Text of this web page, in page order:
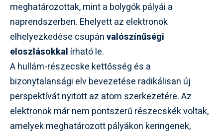
meghatározottak, mint a bolygók pályái a
naprendszerben. Ehelyett az elektronok
elhelyezkedése csupánvalószínűségi
eloszlásokkal írható le.
A hullám-részecske kettősség és a
bizonytalansági elv bevezetése radikálisan új
perspektívát nyitott az atom szerkezetére. Az
elektronok már nem pontszerű részecskék voltak,
amelyek meghatározott pályákon keringenek,